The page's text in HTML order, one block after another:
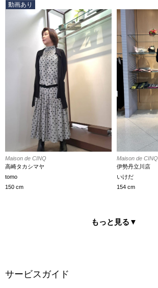
動画あり
Maison de CINQ
高崎タカシマヤ
tomo
150 cm
Maison de CINQ
伊勢丹立川店
いけだ
154 cm
もっと見る ▼
サービスガイド